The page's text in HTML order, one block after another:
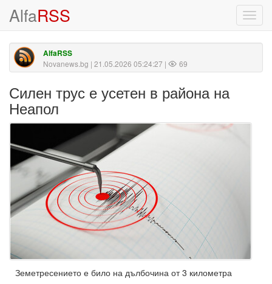
AlfaRSS
AlfaRSS
Novanews.bg | 21.05.2026 05:24:27 | 69
Силен трус е усетен в района на
Неапол
Земетресението е било на дълбочина от 3 километра